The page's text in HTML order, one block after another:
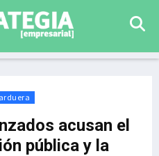
acusan el
pública y la